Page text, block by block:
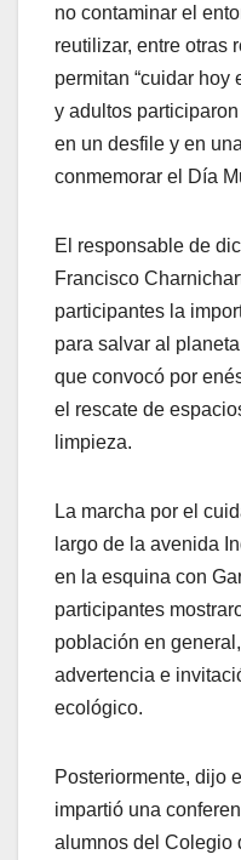
no contaminar el
reutilizar, entre otras
permitan “cuidar hoy
y adultos
en un desfile y en
conmemorar el Día
El responsable de
Francisco
participantes la
para salvar al
que convocó por
el rescate de
limpieza.
La marcha por el
largo de la avenida
en la esquina con
participantes
población en
advertencia e
ecológico.
Posteriormente, dijo
impartió una
alumnos del Colegio